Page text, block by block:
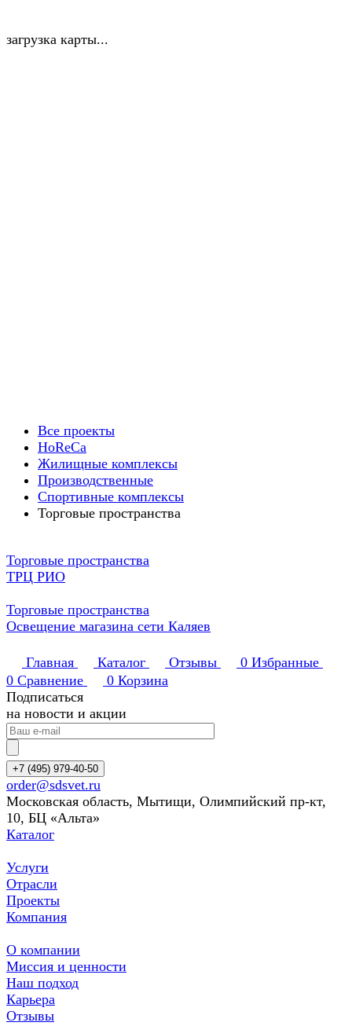
загрузка карты...
Все проекты
HoReCa
Жилищные комплексы
Производственные
Спортивные комплексы
Торговые пространства
Торговые пространства
ТРЦ РИО
Торговые пространства
Освещение магазина сети Каляев
Главная Каталог Отзывы 0 Избранные
0 Сравнение 0 Корзина
Подписаться
на новости и акции
+7 (495) 979-40-50
order@sdsvet.ru
Московская область, Мытищи, Олимпийский пр-кт,
10, БЦ «Альта»
Каталог
Услуги
Отрасли
Проекты
Компания
О компании
Миссия и ценности
Наш подход
Карьера
Отзывы